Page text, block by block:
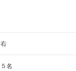
右
５名